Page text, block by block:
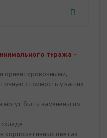
тиража -
ориентировочными,
стоимость у наших
могут быть заменены по
корпоративных цветах